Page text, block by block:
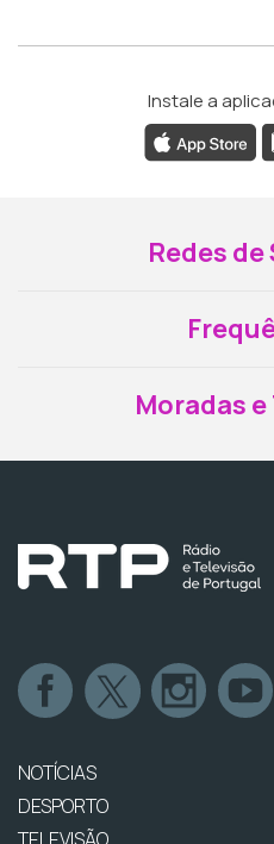
Instale a
Redes
Moradas
NOTÍCIAS
DESPORTO